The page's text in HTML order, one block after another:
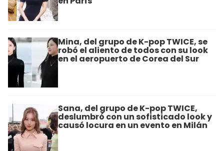
Mina, del grupo de K-pop TWICE, se
robó el aliento de todos con su look
en el aeropuerto de Corea del Sur
Sana, del grupo de K-pop TWICE,
deslumbró con un sofisticado look y
causó locura en un evento en Milán